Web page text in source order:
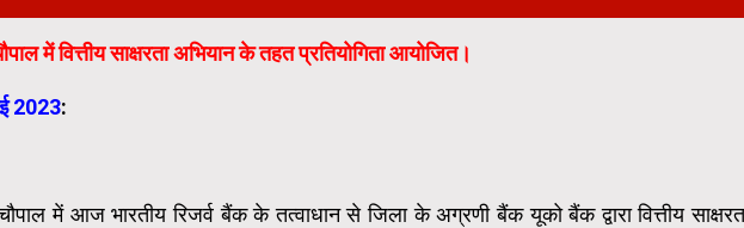
में वित्तीय साक्षरता अभियान के तहत प्रतियोगिता आयोजित।
2023:
में आज भारतीय रिजर्व बैंक के तत्वाधान से जिला के अग्रणी बैंक यूको बैंक द्वारा वित्तीय